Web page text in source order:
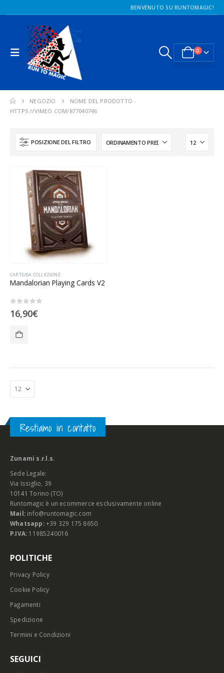
BENVENUTO SU RUNTOMAGIC!
0
NEGOZIO
NOME DEL PRODOTTO -
HTTPS://VIMEO.COM/877040746
POSIZIONE DEL FILTRO
CARTE/DA COLLEZIONE
Mandalorian Playing Cards V2
16,90€
Restiamo in contatto
Zunami s.r.l.s.
Sede Legale:
Via Issiglio, 39
10141 Torino (TO)
Runtomagic è un ecommerce esclusivamente online
Mail: info@runtomagic.com
Whatsapp: +39 329 175 8650
P.IVA: 11985240016
POLITICHE
Privacy Policy
Cookie Policy
Pagamenti
Spedizione
Termini e Condizioni
SEGUICI